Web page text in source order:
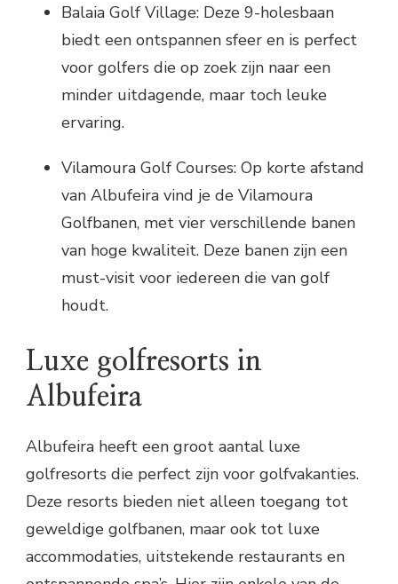
Balaia Golf Village: Deze 9-holesbaan
biedt een ontspannen sfeer en is perfect
voor golfers die op zoek zijn naar een
minder uitdagende, maar toch leuke
ervaring.
Vilamoura Golf Courses: Op korte afstand
van Albufeira vind je de Vilamoura
Golfbanen, met vier verschillende banen
van hoge kwaliteit. Deze banen zijn een
must-visit voor iedereen die van golf
houdt.
Luxe golfresorts in
Albufeira
Albufeira heeft een groot aantal luxe
golfresorts die perfect zijn voor golfvakanties.
Deze resorts bieden niet alleen toegang tot
geweldige golfbanen, maar ook tot luxe
accommodaties, uitstekende restaurants en